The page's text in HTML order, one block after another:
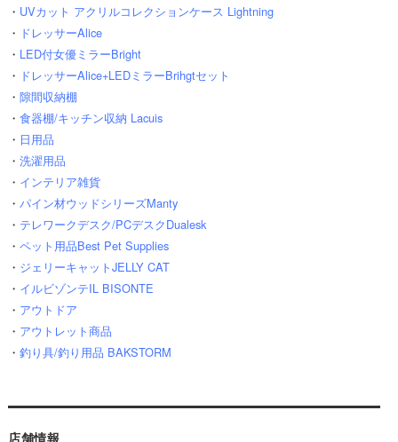
・ UVカット アクリルコレクションケース Lightning
・ ドレッサーAlice
・ LED付女優ミラーBright
・ ドレッサーAlice+LEDミラーBrihgtセット
・ 隙間収納棚
・ 食器棚/キッチン収納 Lacuis
・ 日用品
・ 洗濯用品
・ インテリア雑貨
・ パイン材ウッドシリーズManty
・ テレワークデスク/PCデスクDualesk
・ ペット用品Best Pet Supplies
・ ジェリーキャットJELLY CAT
・ イルビゾンテIL BISONTE
・ アウトドア
・ アウトレット商品
・ 釣り具/釣り用品 BAKSTORM
店舗情報